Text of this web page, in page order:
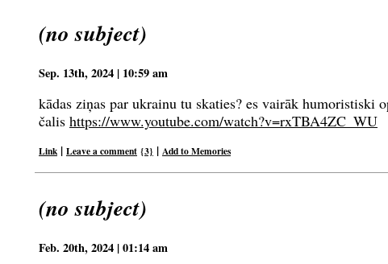
(no subject)
Sep. 13th, 2024 | 10:59 am
kādas ziņas par ukrainu tu skaties? es vairāk humoristiski
čalis https://www.youtube.com/watch?v=rxTBA4ZC_WU
Link | Leave a comment {3} | Add to Memories
(no subject)
Feb. 20th, 2024 | 01:14 am